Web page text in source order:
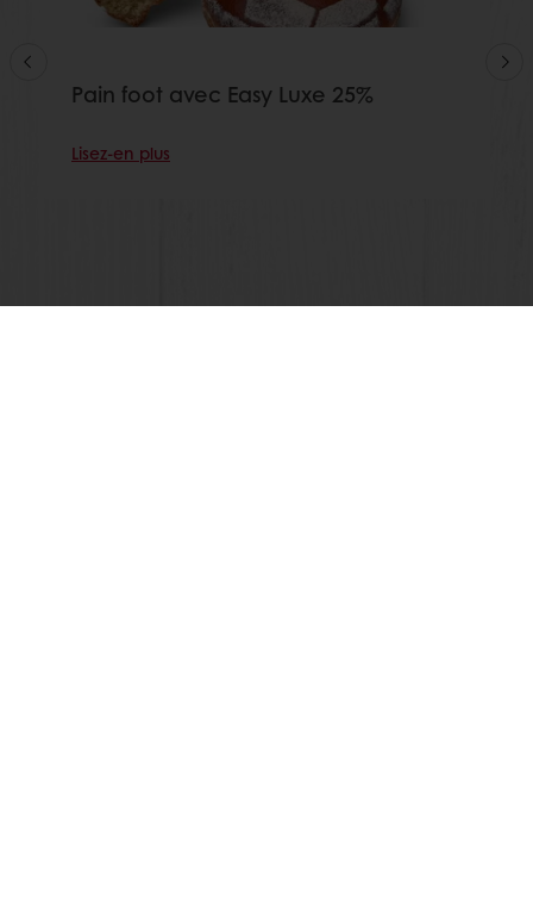
Pain foot avec Easy Luxe 25%
Lisez-en plus